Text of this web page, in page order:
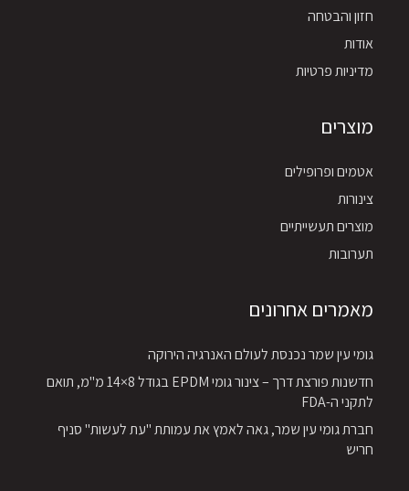
חזון והבטחה
אודות
מדיניות פרטיות
מוצרים
אטמים ופרופילים
צינורות
מוצרים תעשייתיים
תערובות
מאמרים אחרונים
גומי עין שמר נכנסת לעולם האנרגיה הירוקה
חדשנות פורצת דרך – צינור גומי EPDM בגודל 8×14 מ"מ, תואם
לתקני ה-FDA
חברת גומי עין שמר, גאה לאמץ את עמותת "עת לעשות" סניף
חריש